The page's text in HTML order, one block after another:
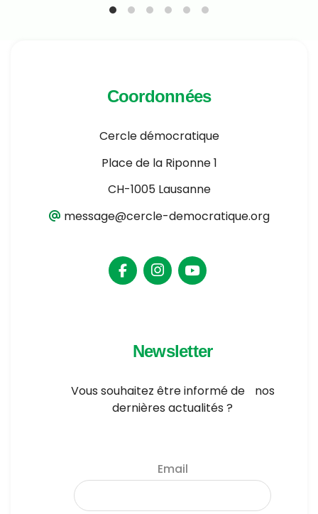
Coordonnées
Cercle démocratique
Place de la Riponne 1
CH-1005 Lausanne
message@cercle-democratique.org
Newsletter
Vous souhaitez être informé de nos
dernières actualités ?
Email